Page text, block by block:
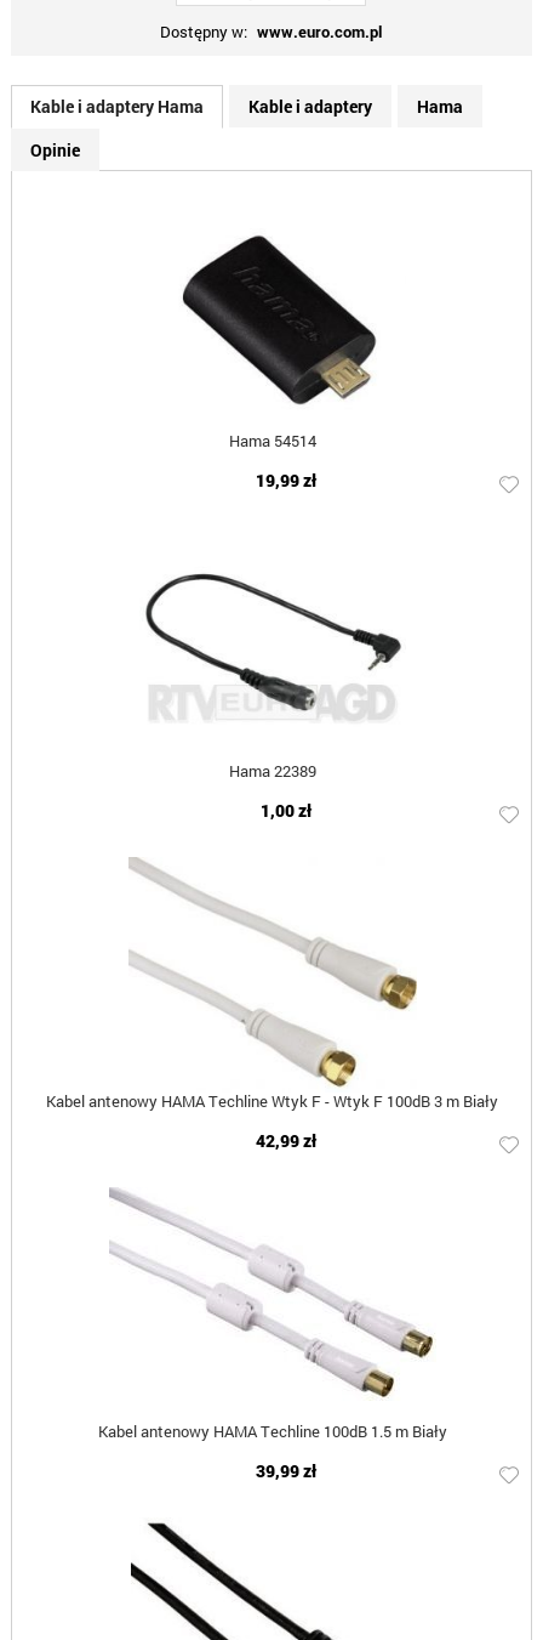
Dostępny w: www.euro.com.pl
Kable i adaptery Hama Kable i adaptery
Hama
Opinie
Hama 54514
19,99 zł
Hama 22389
1,00 zł
Kabel antenowy HAMA Techline Wtyk F - Wtyk F 100dB 3 m Biały
42,99 zł
Kabel antenowy HAMA Techline 100dB 1.5 m Biały
39,99 zł